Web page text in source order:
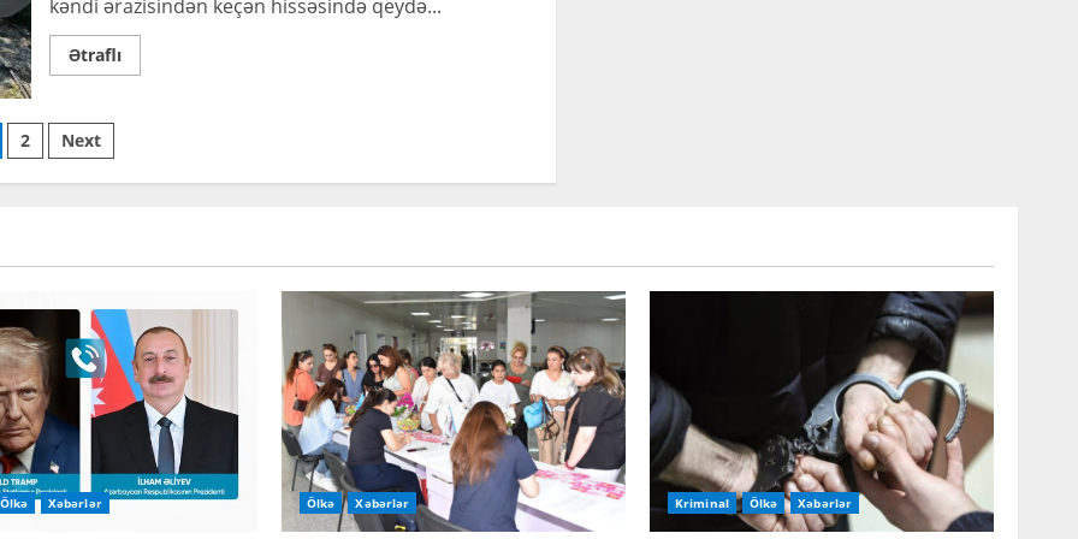
kəndi ərazisindən keçən hissəsində qeydə...
ƏtraflıRead
more
hadisəsi
2 Next
Ölkə Xəbərlər Ölkə Xəbərlər Kriminal Ölkə Xəbərlər